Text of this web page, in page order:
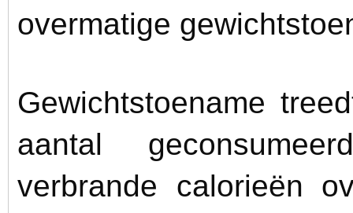
overmatige
Gewichtstoename
aantal
verbrande calorieën